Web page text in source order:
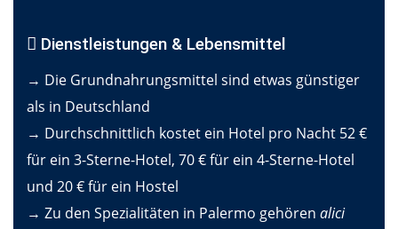
Dienstleistungen & Lebensmittel
→ Die Grundnahrungsmittel sind etwas günstiger
als in Deutschland
→ Durchschnittlich kostet ein Hotel pro Nacht 52 €
für ein 3-Sterne-Hotel, 70 € für ein 4-Sterne-Hotel
und 20 € für ein Hostel
→ Zu den Spezialitäten in Palermo gehören alici